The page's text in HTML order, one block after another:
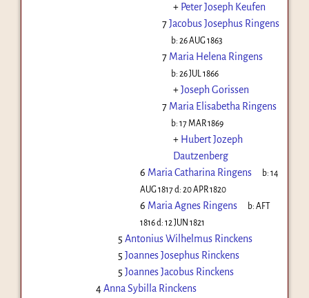
+ Peter Joseph Keufen
7Jacobus Josephus Ringens
b:26 AUG 1863
7 Maria Helena Ringens
b:26 JUL 1866
+Joseph Gorissen
7 Maria Elisabetha Ringens
b:17 MAR 1869
+ Hubert Jozeph
Dautzenberg
6 Maria Catharina Ringens b:14
AUG 1817d: 20 APR 1820
6 Maria Agnes Ringens b:AFT
1816d: 12 JUN 1821
5 Antonius Wilhelmus Rinckens
5 Joannes Josephus Rinckens
5 Joannes Jacobus Rinckens
4Anna Sybilla Rinckens